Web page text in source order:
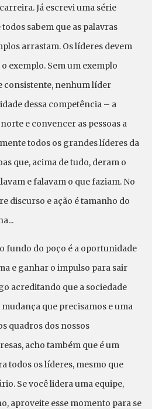
Já escrevi uma série
sabem que as palavras
arrastam. Os líderes devem
exemplo. Sem um exemplo
consistente, nenhum líder
dessa competência – a
e convencer as pessoas a
todos os grandes líderes da
que, acima de tudo, deram o
e falavam o que faziam. No
discurso e ação é tamanho do
fundo do poço é a oportunidade
e ganhar o impulso para sair
acreditando que a sociedade
que precisamos e uma
quadros dos nossos
acho também que é um
todos os líderes, mesmo que
Se você lidera uma equipe,
aproveite esse momento para se